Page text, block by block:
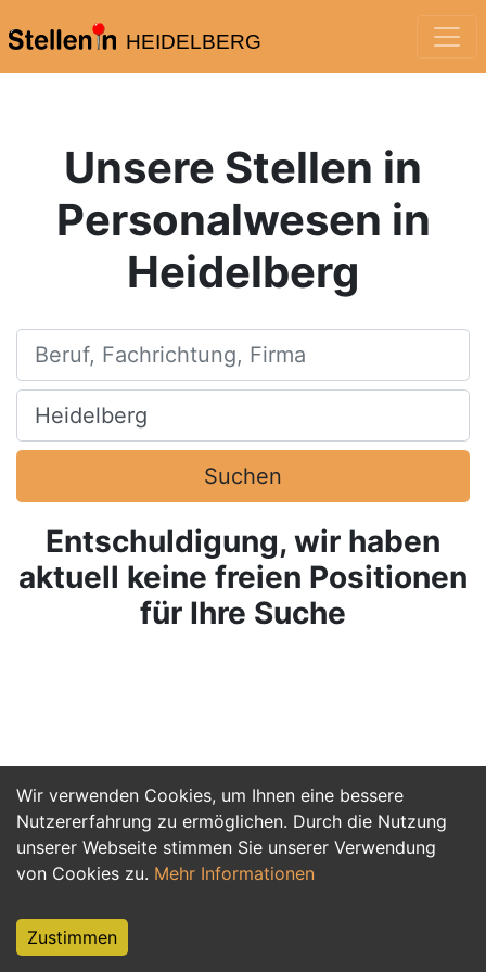
HEIDELBERG
Wir verwenden Cookies, um Ihnen eine bessere
Nutzererfahrung zu ermöglichen. Durch die Nutzung
unserer Webseite stimmen Sie unserer Verwendung
von Cookies zu. Mehr Informationen
Zustimmen
Unsere Stellen in
Personalwesen in
Heidelberg
Beruf, Fachrichtung, Firma
Ort, Stadt
Suchen
Entschuldigung, wir haben
aktuell keine freien Positionen
für Ihre Suche